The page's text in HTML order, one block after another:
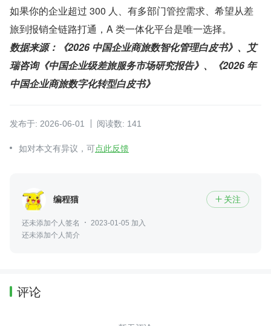
如果你的企业超过 300 人、有多部门管控需求、希望从差
旅到报销全链路打通，A 类一体化平台是唯一选择。
数据来源：《2026 中国企业商旅数智化管理白皮书》、艾
瑞咨询《中国企业级差旅服务市场研究报告》、《2026 年
中国企业商旅数字化转型白皮书》
发布于: 2026-06-01 阅读数: 141
如对本文有异议，可点此反馈
编程猫  关注
还未添加个人签名
2023-01-05 加入
还未添加个人简介
评论